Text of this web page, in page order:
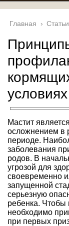
Главная › Статьи
условиях
Мастит
осложнением в
периоде.
заболевания
родов. В
угрозой для
своевременно
запущенной
серьезную
ребенка. Чтобы
необходимо
при первых